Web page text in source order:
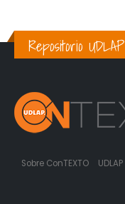
Repositorio UDLAP
Sobre ConTEXTO UDLAP